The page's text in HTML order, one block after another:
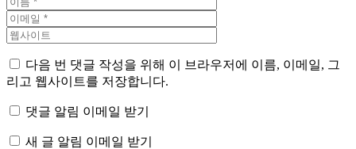
다음 번 댓글 작성을 위해 이 브라우저에 이름, 이메일, 그
리고 웹사이트를 저장합니다.
댓글 알림 이메일 받기
새 글 알림 이메일 받기